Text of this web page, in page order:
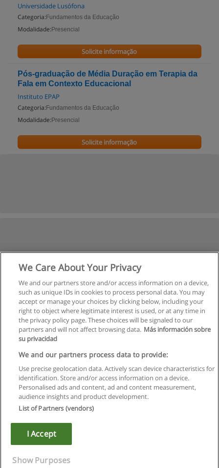
Universidade Lusófona
Categoria: Fundamentos da Educação
Modalidade: Presencial
Solicite informação
Pós-graduação de Média Duração em Terapia da
Fala em Contexto Educacional
Instituto EPAP
Categoria: Fundamentos da Educação
Modalidade: Presencial
Solicite informação
Regras de uso
Privacidade de dados
Copyright © Educaedu Business S.L. - CIF : B-95610580: -
We Care About Your Privacy
We and our partners store and/or access information on a device,
such as unique IDs in cookies to process personal data. You may
accept or manage your choices by clicking below, including your
right to object where legitimate interest is used, or at any time in
the privacy policy page. These choices will be signaled to our
partners and will not affect browsing data. Más información sobre
su privacidad
We and our partners process data to provide:
Use precise geolocation data. Actively scan device characteristics for
identification. Store and/or access information on a device.
Personalised ads and content, ad and content measurement,
audience insights and product development.
List of Partners (vendors)
I Accept
Show Purposes